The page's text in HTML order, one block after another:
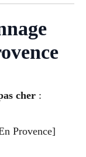
cher :
Provence]